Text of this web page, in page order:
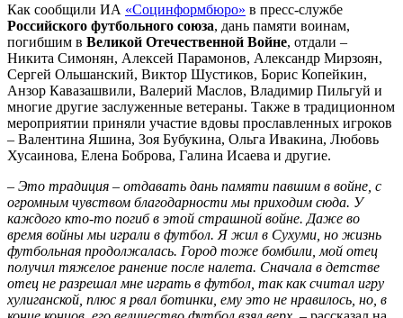
Как сообщили ИА «Социнформбюро» в пресс-службе
Российского футбольного союза, дань памяти воинам,
погибшим в Великой Отечественной Войне, отдали –
Никита Симонян, Алексей Парамонов, Александр Мирзоян,
Сергей Ольшанский, Виктор Шустиков, Борис Копейкин,
Анзор Кавазашвили, Валерий Маслов, Владимир Пильгуй и
многие другие заслуженные ветераны. Также в традиционном
мероприятии приняли участие вдовы прославленных игроков
– Валентина Яшина, Зоя Бубукина, Ольга Ивакина, Любовь
Хусаинова, Елена Боброва, Галина Исаева и другие.
– Это традиция – отдавать дань памяти павшим в войне, с
огромным чувством благодарности мы приходим сюда. У
каждого кто-то погиб в этой страшной войне. Даже во
время войны мы играли в футбол. Я жил в Сухуми, но жизнь
футбольная продолжалась. Город тоже бомбили, мой отец
получил тяжелое ранение после налета. Сначала в детстве
отец не разрешал мне играть в футбол, так как считал игру
хулиганской, плюс я рвал ботинки, ему это не нравилось, но, в